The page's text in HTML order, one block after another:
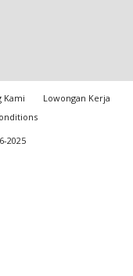
Kami
Lowongan Kerja
2025